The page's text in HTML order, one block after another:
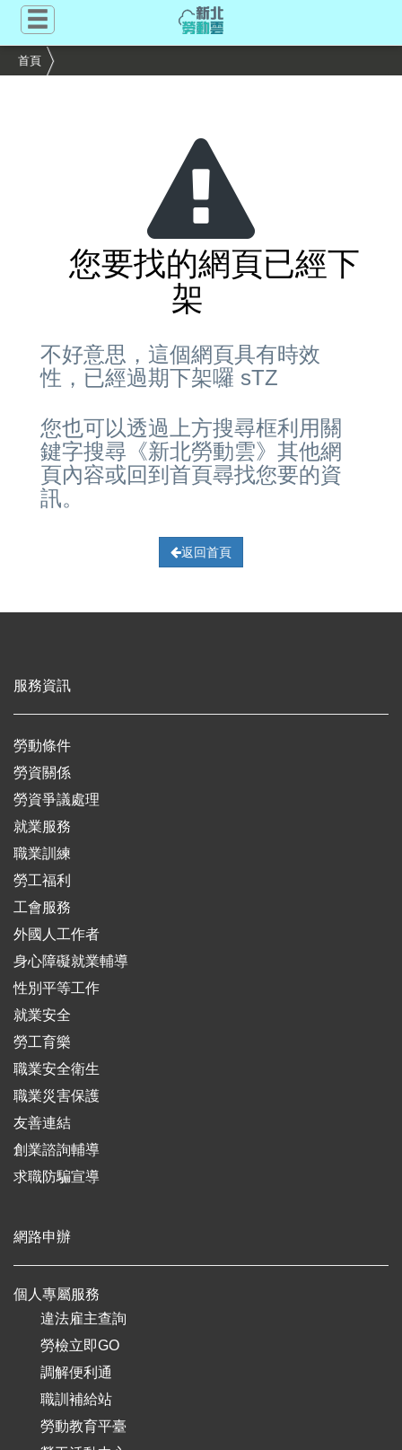
要
首頁
您要找的網頁已經下
架
不好意思，這個網頁具有時效
性，已經過期下架囉 sTZ
您也可以透過上方搜尋框利用關
鍵字搜尋《新北勞動雲》其他網
頁內容或回到首頁尋找您要的資
訊。
返回首頁
服務資訊
勞動條件
勞資關係
勞資爭議處理
就業服務
職業訓練
勞工福利
工會服務
外國人工作者
身心障礙就業輔導
性別平等工作
就業安全
勞工育樂
職業安全衛生
職業災害保護
友善連結
創業諮詢輔導
求職防騙宣導
網路申辦
個人專屬服務
違法雇主查詢
勞檢立即GO
調解便利通
職訓補給站
勞動教育平臺